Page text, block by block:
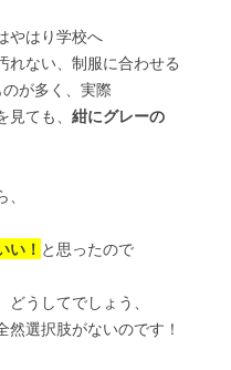
やはり学校へ
れない、制服に合わせる
が多く、実際
ても、 紺にグレーの
い！ と思ったので
うしてでしょう、
選択肢がないのです！